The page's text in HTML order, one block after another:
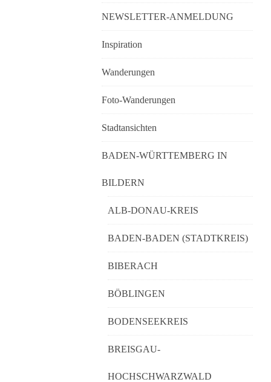
NEWSLETTER-ANMELDUNG
Inspiration
Wanderungen
Foto-Wanderungen
Stadtansichten
BADEN-WÜRTTEMBERG IN
BILDERN
ALB-DONAU-KREIS
BADEN-BADEN (STADTKREIS)
BIBERACH
BÖBLINGEN
BODENSEEKREIS
BREISGAU-
HOCHSCHWARZWALD